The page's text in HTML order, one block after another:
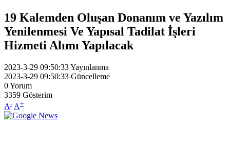
19 Kalemden Oluşan Donanım ve Yazılım
Yenilenmesi Ve Yapısal Tadilat İşleri
Hizmeti Alımı Yapılacak
2023-3-29 09:50:33Yayınlanma
2023-3-29 09:50:33 Güncelleme
0Yorum
3359 Gösterim
A- A+